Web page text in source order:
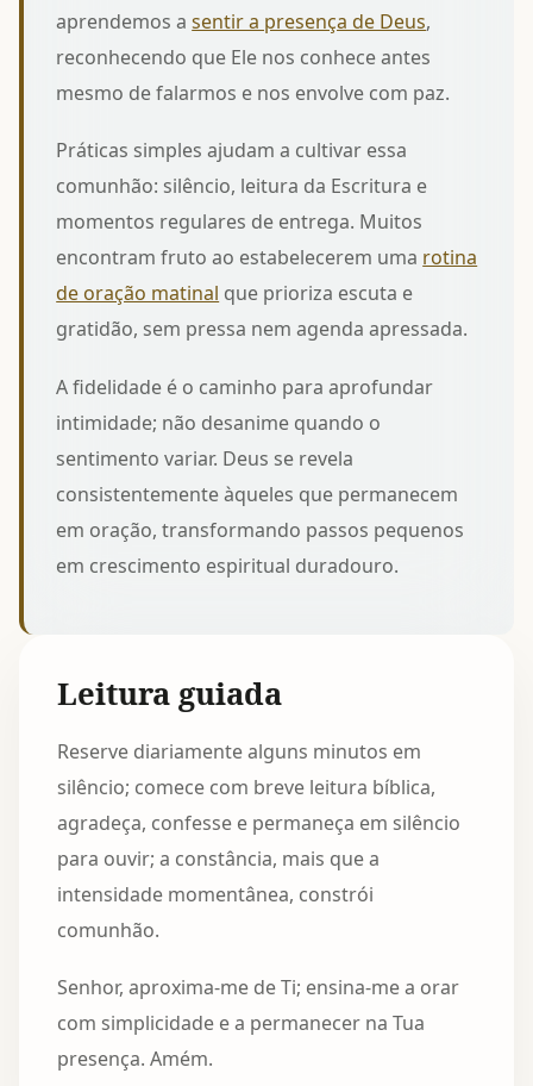
aprendemos asentir a presença de Deus,
reconhecendo que Ele nos conhece antes
mesmo de falarmos e nos envolve com paz.
Práticas simples ajudam a cultivar essa
comunhão: silêncio, leitura da Escritura e
momentos regulares de entrega. Muitos
encontram fruto ao estabelecerem uma rotina
de oração matinal que prioriza escuta e
gratidão, sem pressa nem agenda apressada.
A fidelidade é o caminho para aprofundar
intimidade; não desanime quando o
sentimento variar. Deus se revela
consistentemente àqueles que permanecem
em oração, transformando passos pequenos
em crescimento espiritual duradouro.
Leitura guiada
Reserve diariamente alguns minutos em
silêncio; comece com breve leitura bíblica,
agradeça, confesse e permaneça em silêncio
para ouvir; a constância, mais que a
intensidade momentânea, constrói
comunhão.
Senhor, aproxima-me de Ti; ensina-me a orar
com simplicidade e a permanecer na Tua
presença. Amém.